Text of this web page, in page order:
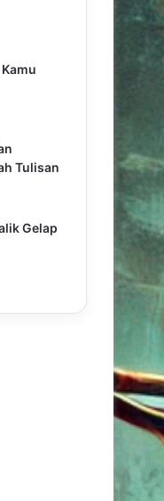
Tulisan
Gelap